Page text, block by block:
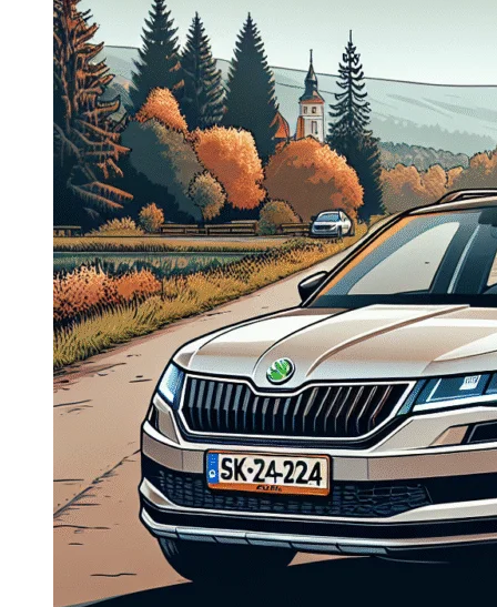
Navigatie BMW X3 f25
Dacia Logan
Navigație Dacia Logan 1 (2004–2012)
Navigație Dacia Logan 2 (2012–2020)
Navigație Dacia Logan 3 (2020–Prezent)
Dacia Duster
Navigatie Duster 2011
Navigatie Duster 2019
Audi
Navigatie Audi A3 8p
Navigatie Audi A4
Navigatie Audi A4 B6
Navigatie Audi A4 B7
Navigatie Audi A4 B8
Navigatie Audi A5
Navigatie Audi A6 C5
Navigatie Audi A6 C6
Navigatie Audi A6 C7
Navigatie Audi Q5
Ford
Navigație Ford Fiesta
Navigație Ford Focus 1
Navigație Ford Focus 2
Navigație Ford Focus MK3
Navigație Ford Mondeo MK3
Navigație Ford Mondeo MK4
Navigație Ford Transit
Mercedes
Navigație Mercedes C Class W203
Navigație Mercedes C Class W204